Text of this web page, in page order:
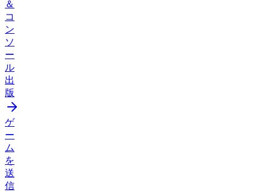
＆
コ
ン
ソ
ー
ル
出
版
ゲ
ー
ム
を
送
信